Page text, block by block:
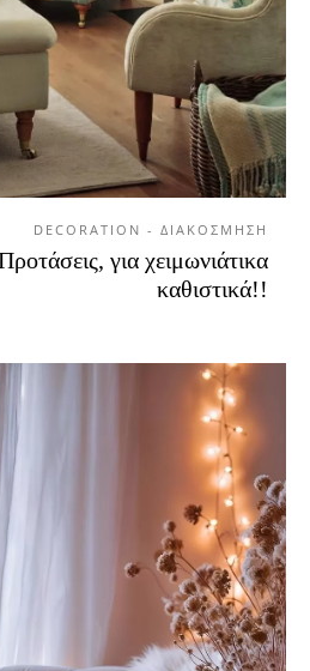
DECORATION - ΔΙΑΚΟΣΜΗΣΗ
για χειμωνιάτικα
καθιστικά!!